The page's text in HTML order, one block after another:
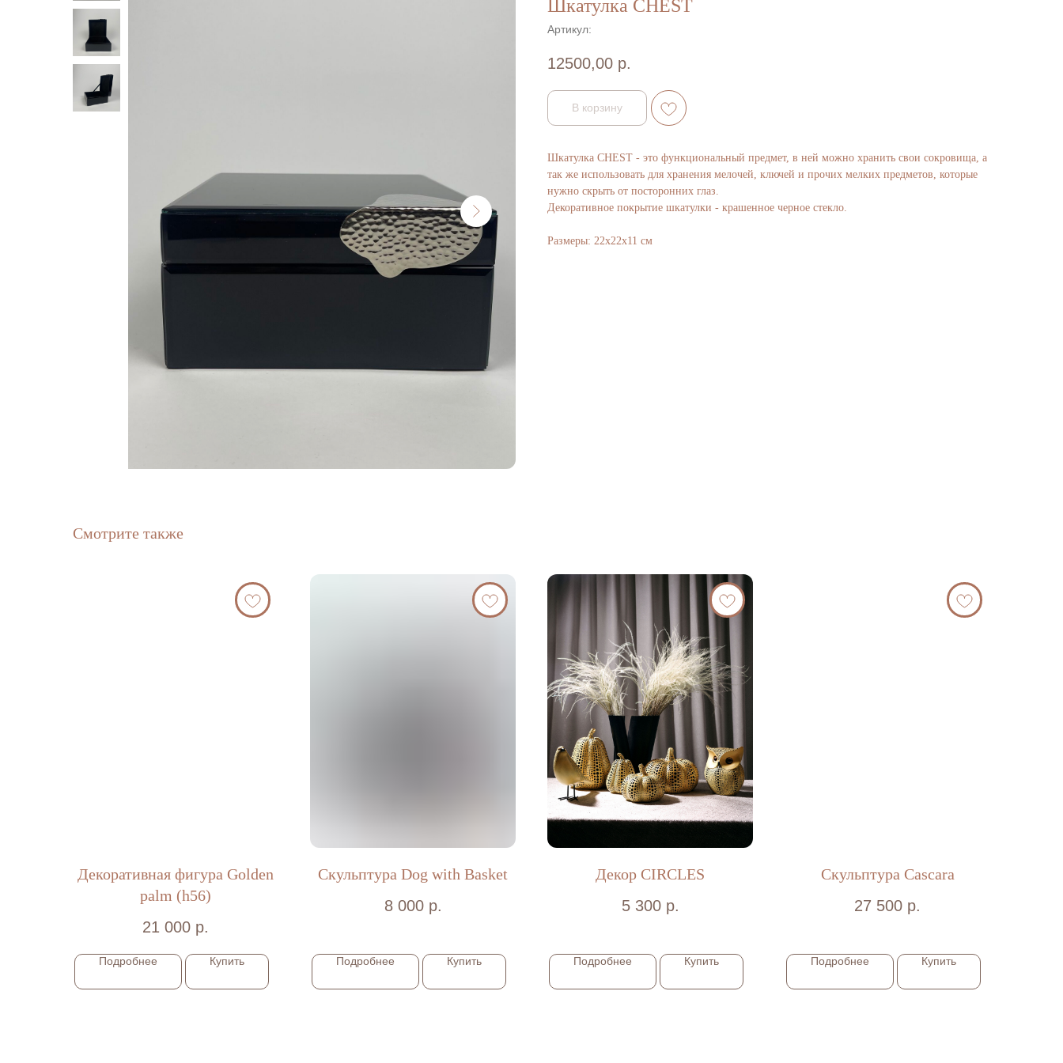
Шкатулка CHEST
Артикул:
12500,00 р.
В корзину
Шкатулка CHEST - это функциональный предмет, в ней можно хранить свои сокровища, а
так же использовать для хранения мелочей, ключей и прочих мелких предметов, которые
нужно скрыть от посторонних глаз.
Декоративное покрытие шкатулки - крашенное черное стекло.
Размеры: 22х22х11 см
Смотрите также
Декоративная фигура Golden
palm (h56)
21 000 р.
Подробнее Купить
Скульптура Dog with Basket
8 000 р.
Подробнее Купить
Декор CIRCLES
5 300 р.
Подробнее Купить
Скульптура Cascara
27 500 р.
Подробнее Купить